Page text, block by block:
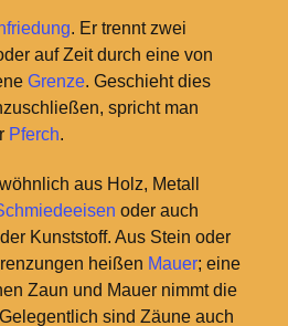
. Er trennt zwei
auf Zeit durch eine von
Grenze. Geschieht dies
spricht man
Pferch.
aus Holz, Metall
oder auch
Kunststoff. Aus Stein oder
heißen Mauer; eine
Zaun und Mauer nimmt die
sind Zäune auch